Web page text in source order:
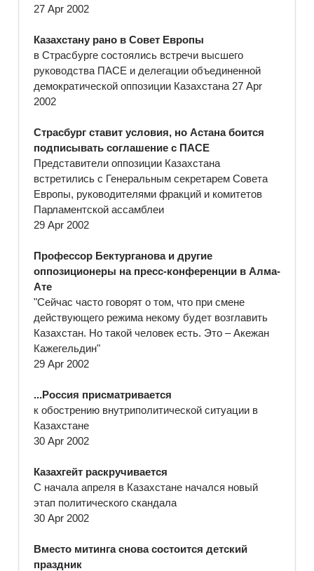
27 Apr 2002
Казахстану рано в Совет Европы
в Страсбурге состоялись встречи высшего
руководства ПАСЕ и делегации объединенной
демократической оппозиции Казахстана 27 Apr
2002
Страсбург ставит условия, но Астана боится
подписывать соглашение с ПАСЕ
Представители оппозиции Казахстана
встретились с Генеральным секретарем Совета
Европы, руководителями фракций и комитетов
Парламентской ассамблеи
29 Apr 2002
Профессор Бектурганова и другие
оппозиционеры на пресс-конференции в Алма-
Ате
"Сейчас часто говорят о том, что при смене
действующего режима некому будет возглавить
Казахстан. Но такой человек есть. Это – Акежан
Кажегельдин"
29 Apr 2002
...Россия присматривается
к обострению внутриполитической ситуации в
Казахстане
30 Apr 2002
Казахгейт раскручивается
С начала апреля в Казахстане начался новый
этап политического скандала
30 Apr 2002
Вместо митинга снова состоится детский
праздник